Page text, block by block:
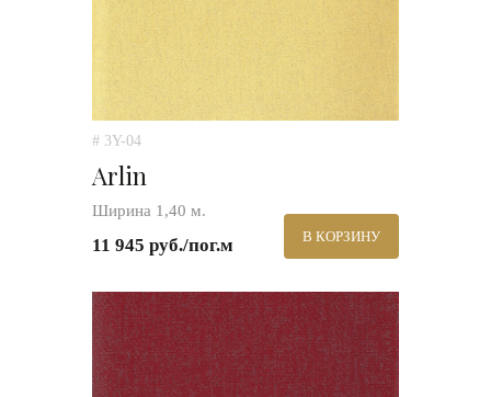
# 3Y-04
Arlin
Ширина 1,40 м.
11 945 руб./пог.м В КОРЗИНУ